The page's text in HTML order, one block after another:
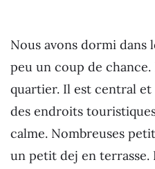
Nous avons dormi dans
peu un coup de chance.
quartier. Il est central et
des endroits
calme. Nombreuses
un petit dej en terrasse.